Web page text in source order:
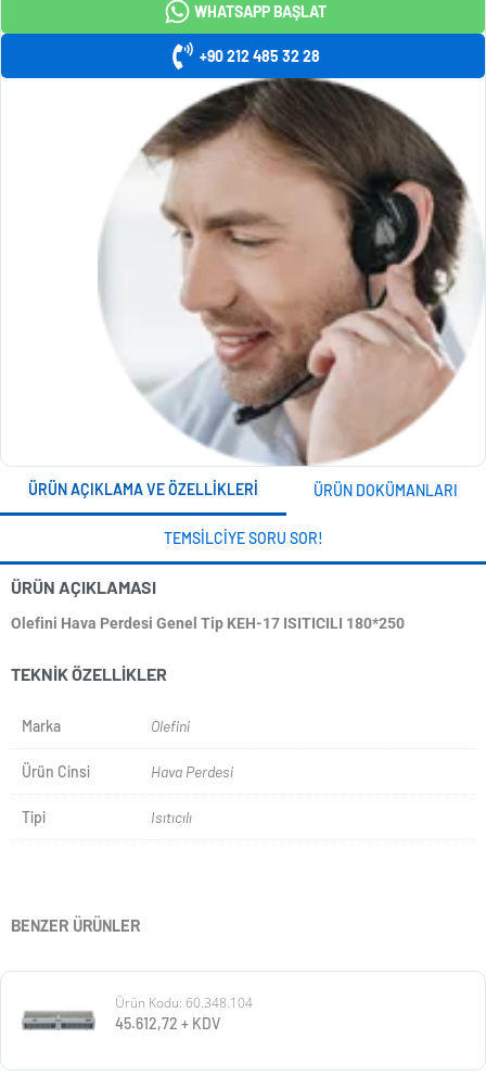
WHATSAPP BAŞLAT
+90 212 485 32 28
ÜRÜN AÇIKLAMA VE ÖZELLIKLERI ÜRÜN DOKÜMANLARI
TEMSILCIYE SORU SOR!
ÜRÜN AÇIKLAMASI
Olefini Hava Perdesi Genel Tip KEH-17 ISITICILI 180*250
TEKNIK ÖZELLIKLER
Marka Olefini
Ürün Cinsi Hava Perdesi
Tipi Isıtıcılı
BENZER ÜRÜNLER
Ürün Kodu: 60.348.104
45.612,72 + KDV